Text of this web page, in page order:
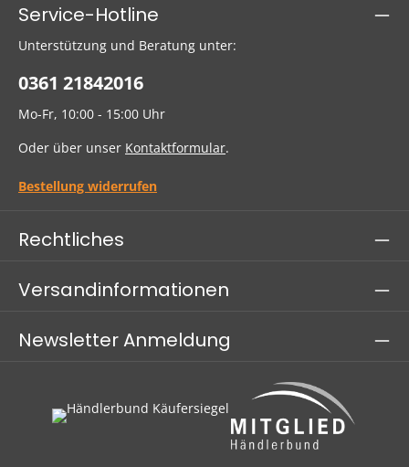
Service-Hotline
Unterstützung und Beratung unter:
0361 21842016
Mo-Fr, 10:00 - 15:00 Uhr
Oder über unser Kontaktformular.
Bestellung widerrufen
Rechtliches
Versandinformationen
Newsletter Anmeldung